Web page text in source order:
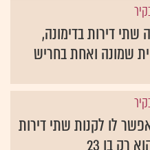
דירות בדימונה,
שמונה ואחת בחריש
לו לקנות שתי דירות
רק בן 23